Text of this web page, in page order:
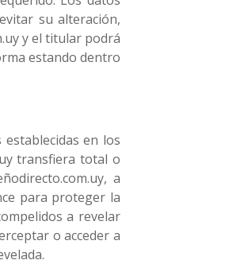
su alteración,
y el titular podrá
estando dentro
en los
transfiera total o
a
para proteger la
a revelar
o acceder a